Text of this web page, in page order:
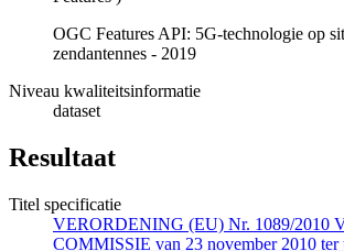
OGC Features API: 5G-technologie op
zendantennes - 2019
Niveau kwaliteitsinformatie
dataset
Resultaat
Titel specificatie
VERORDENING (EU) Nr. 1089/2010
COMMISSIE van 23 november 2010 ter